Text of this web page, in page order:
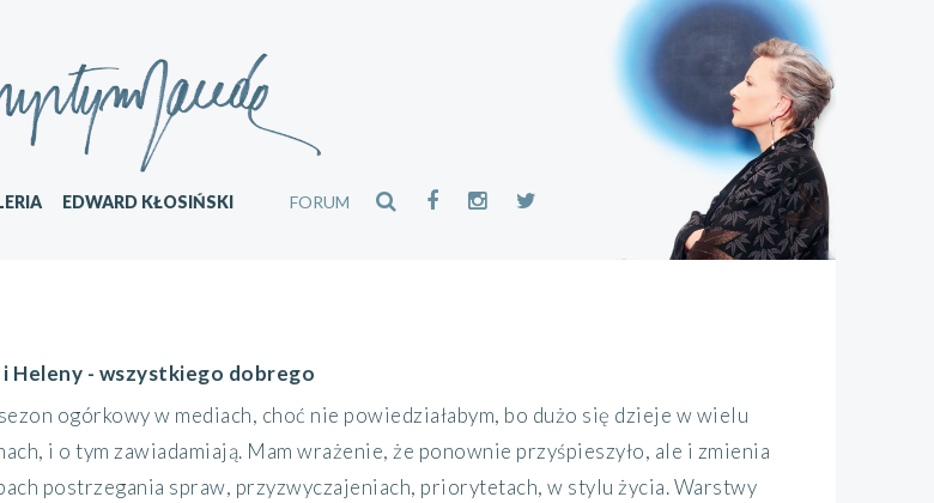
FORUM
EDWARD KŁOSIŃSKI
Heleny - wszystkiego dobrego
ogórkowy w mediach, choć nie powiedziałabym, bo dużo się dzieje w wielu
i o tym zawiadamiają. Mam wrażenie, że ponownie przyśpieszyło, ale i zmienia
postrzegania spraw, przyzwyczajeniach, priorytetach, w stylu życia. Warstwy